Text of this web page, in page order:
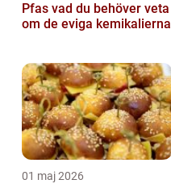
Pfas vad du behöver veta
om de eviga kemikalierna
01 maj 2026